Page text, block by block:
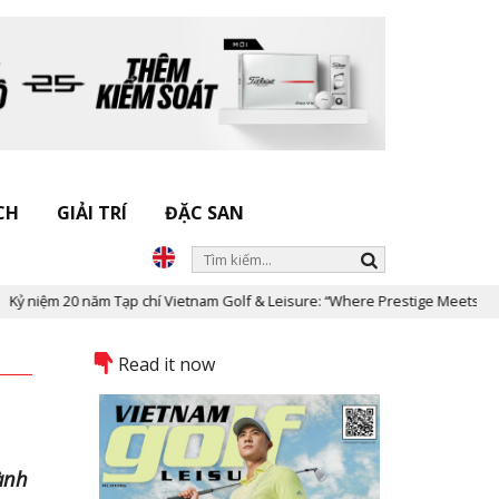
GIẢI TRÍ ĐẶC SAN
chí Vietnam Golf & Leisure: “Where Prestige Meets Legacy”
Read it now